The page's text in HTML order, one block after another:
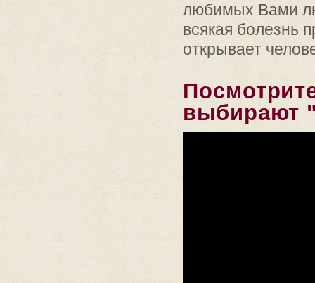
любимых Вами
всякая болезнь
открывает
выбирают